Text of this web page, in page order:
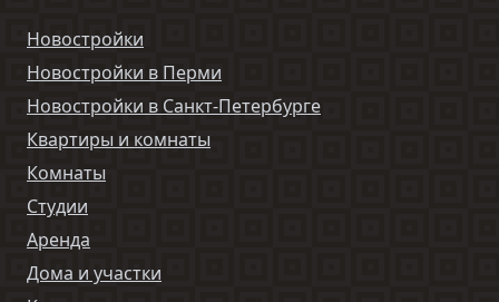
Новостройки
Новостройки в Перми
Новостройки в Санкт-Петербурге
Квартиры и комнаты
Комнаты
Студии
Аренда
Дома и участки